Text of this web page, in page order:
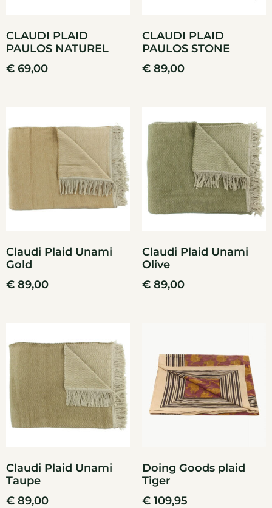
CLAUDI PLAID
PAULOS NATUREL
€ 69,00
CLAUDI PLAID
PAULOS STONE
€ 89,00
Claudi Plaid Unami
Gold
€ 89,00
Claudi Plaid Unami
Olive
€ 89,00
Claudi Plaid Unami
Taupe
€ 89,00
Doing Goods plaid
Tiger
€ 109,95